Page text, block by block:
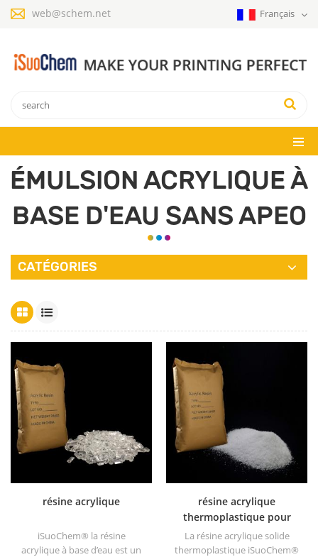
web@schem.net Français
ÉMULSION ACRYLIQUE À
BASE D'EAU SANS APEO
CATÉGORIES
résine acrylique
iSuoChem® la résine
acrylique à base d’eau est un
résine acrylique
thermoplastique pour
encre
La résine acrylique solide
thermoplastique iSuoChem®